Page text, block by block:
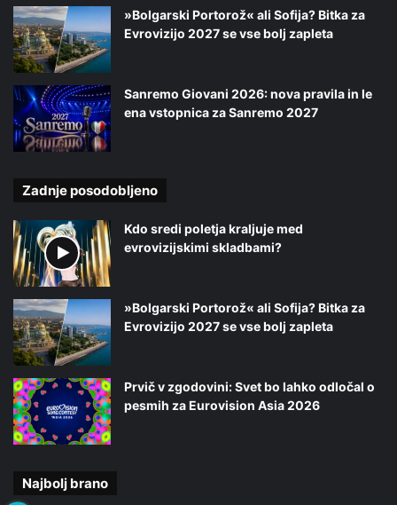
»Bolgarski Portorož« ali Sofija? Bitka za
Evrovizijo 2027 se vse bolj zapleta
Sanremo Giovani 2026: nova pravila in le
ena vstopnica za Sanremo 2027
Zadnje posodobljeno
Kdo sredi poletja kraljuje med
evrovizijskimi skladbami?
»Bolgarski Portorož« ali Sofija? Bitka za
Evrovizijo 2027 se vse bolj zapleta
Prvič v zgodovini: Svet bo lahko odločal o
pesmih za Eurovision Asia 2026
Najbolj brano